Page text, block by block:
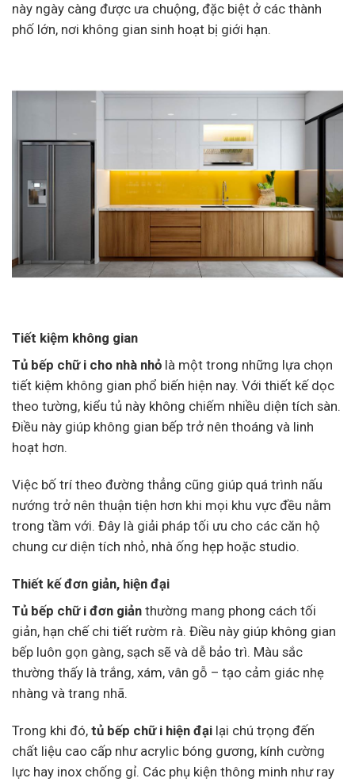
này ngày càng được ưa chuộng, đặc biệt ở các thành
phố lớn, nơi không gian sinh hoạt bị giới hạn.
Tiết kiệm không gian
Tủ bếp chữ i cho nhà nhỏ là một trong những lựa chọn
tiết kiệm không gian phổ biến hiện nay. Với thiết kế dọc
theo tường, kiểu tủ này không chiếm nhiều diện tích sàn.
Điều này giúp không gian bếp trở nên thoáng và linh
hoạt hơn.
Việc bố trí theo đường thẳng cũng giúp quá trình nấu
nướng trở nên thuận tiện hơn khi mọi khu vực đều nằm
trong tầm với. Đây là giải pháp tối ưu cho các căn hộ
chung cư diện tích nhỏ, nhà ống hẹp hoặc studio.
Thiết kế đơn giản, hiện đại
Tủ bếp chữ i đơn giản thường mang phong cách tối
giản, hạn chế chi tiết rườm rà. Điều này giúp không gian
bếp luôn gọn gàng, sạch sẽ và dễ bảo trì. Màu sắc
thường thấy là trắng, xám, vân gỗ – tạo cảm giác nhẹ
nhàng và trang nhã.
Trong khi đó, tủ bếp chữ i hiện đại lại chú trọng đến
chất liệu cao cấp như acrylic bóng gương, kính cường
lực hay inox chống gỉ. Các phụ kiện thông minh như ray